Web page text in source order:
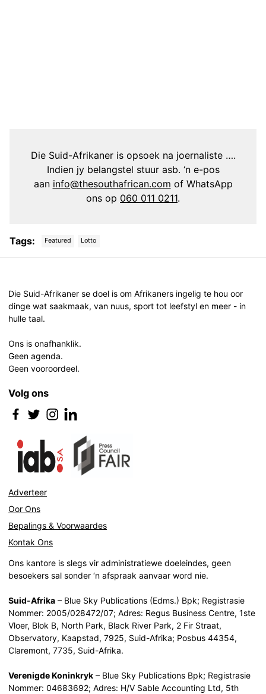
Die Suid-Afrikaner is opsoek na joernaliste ….
Indien jy belangstel stuur asb. ‘n e-pos
aan info@thesouthafrican.com of WhatsApp
ons op 060 011 0211.
Tags: Featured Lotto
Die Suid-Afrikaner se doel is om Afrikaners ingelig te hou oor
dinge wat saakmaak, van nuus, sport tot leefstyl en meer - in
hulle taal.
Ons is onafhanklik.
Geen agenda.
Geen vooroordeel.
Volg ons
Adverteer
Oor Ons
Bepalings & Voorwaardes
Kontak Ons
Ons kantore is slegs vir administratiewe doeleindes, geen
besoekers sal sonder ‘n afspraak aanvaar word nie.
Suid-Afrika – Blue Sky Publications (Edms.) Bpk; Registrasie
Nommer: 2005/028472/07; Adres: Regus Business Centre, 1ste
Vloer, Blok B, North Park, Black River Park, 2 Fir Straat,
Observatory, Kaapstad, 7925, Suid-Afrika; Posbus 44354,
Claremont, 7735, Suid-Afrika.
Verenigde Koninkryk – Blue Sky Publications Bpk; Registrasie
Nommer: 04683692; Adres: H/V Sable Accounting Ltd, 5th